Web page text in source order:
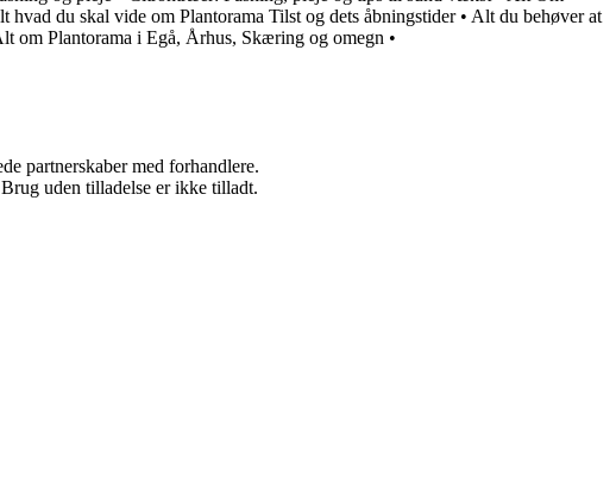
hvad du skal vide om Plantorama Tilst og dets åbningstider• Alt du behøver at
om Plantorama i Egå, Århus, Skæring og omegn •
partnerskaber med forhandlere.
uden tilladelse er ikke tilladt.